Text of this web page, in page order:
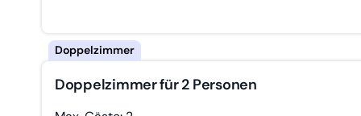
Doppelzimmer für 2 Personen